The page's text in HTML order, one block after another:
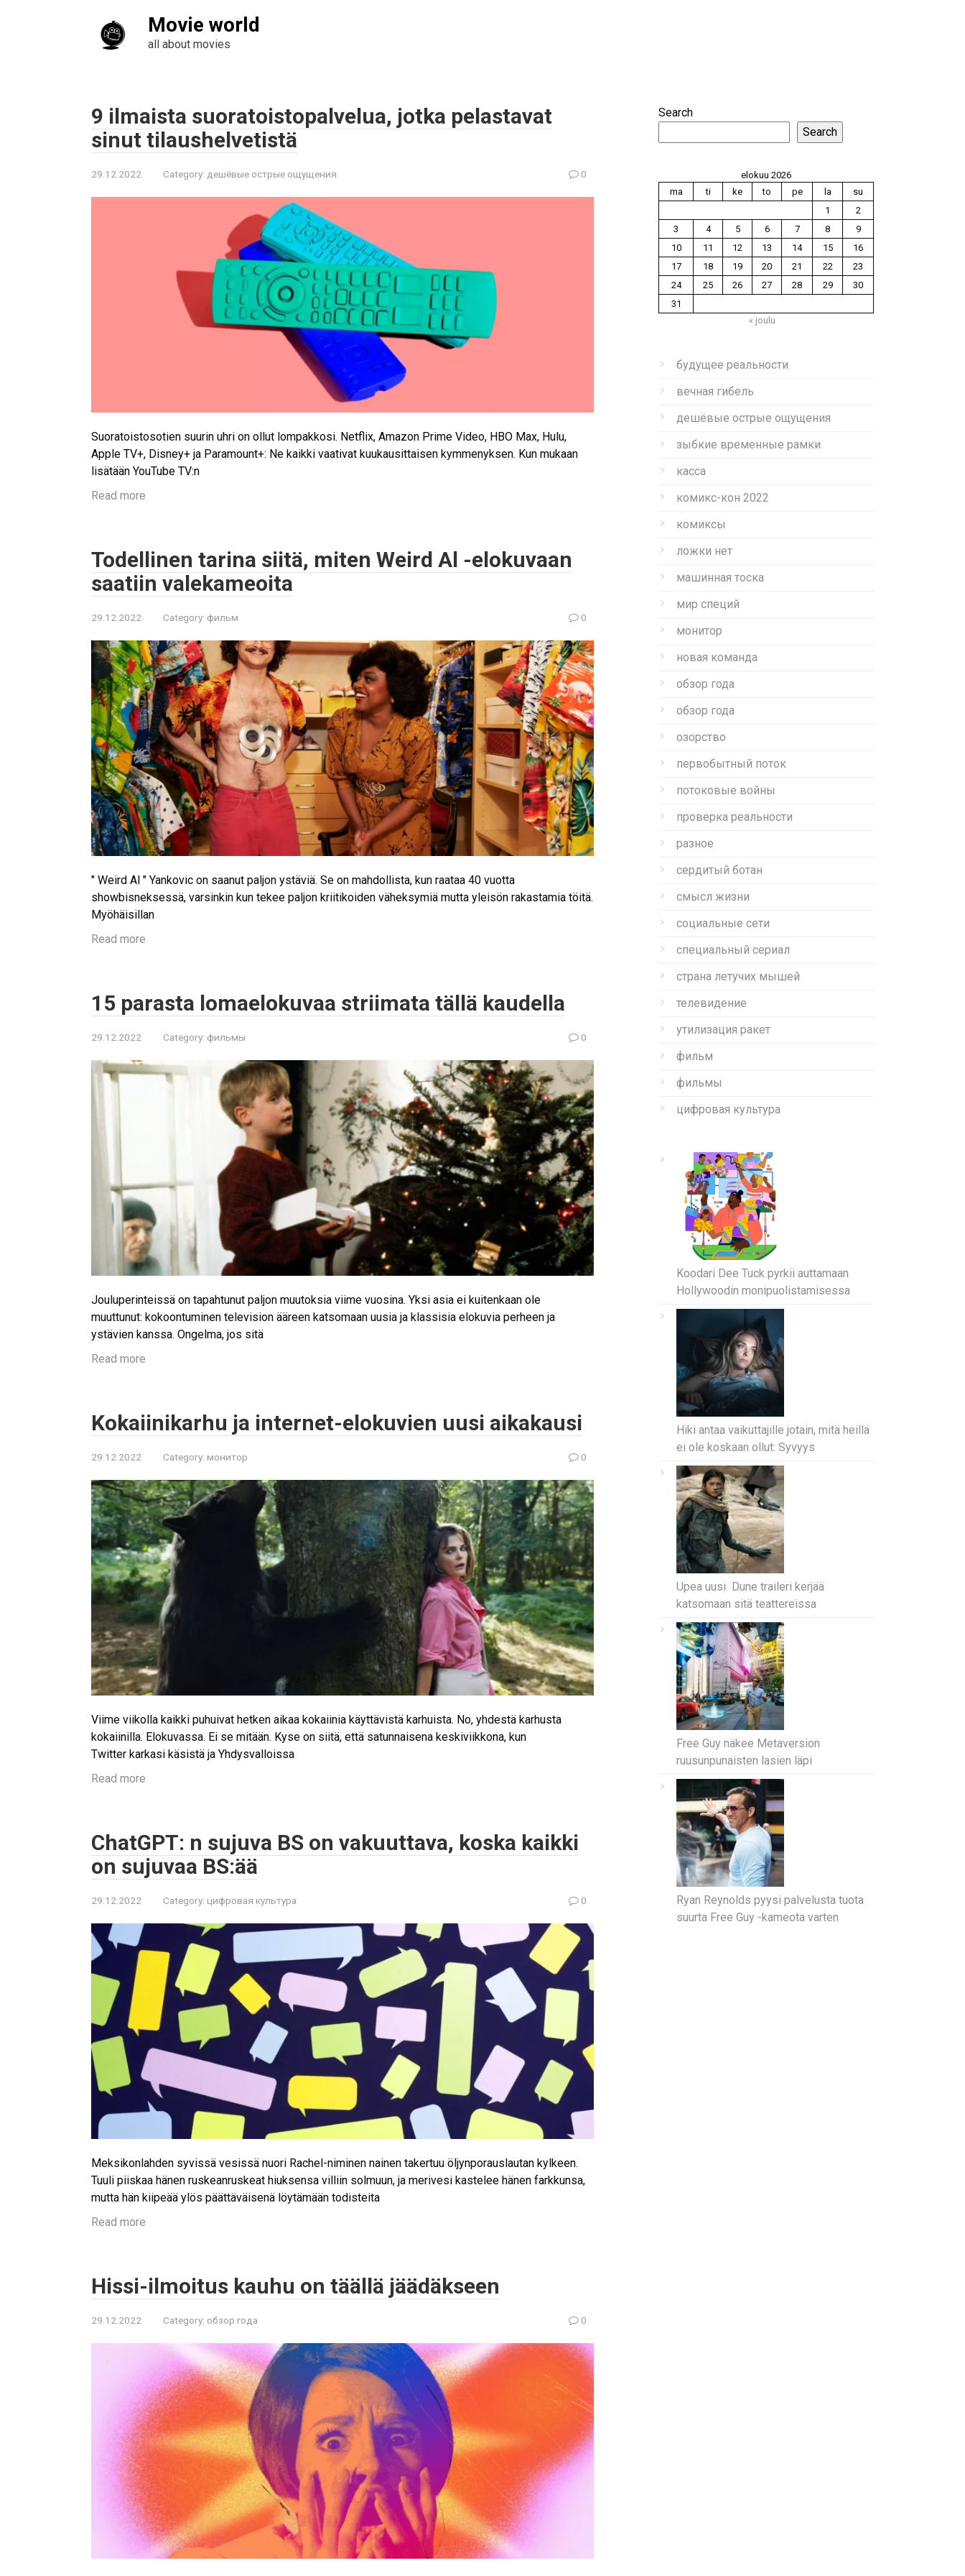
Movie world
all about movies
9 ilmaista suoratoistopalvelua, jotka pelastavat
sinut tilaushelvetistä
29.12.2022 Category: дешёвые острые ощущения 0
Suoratoistosotien suurin uhri on ollut lompakkosi. Netflix, Amazon Prime Video, HBO Max, Hulu,
Apple TV+, Disney+ ja Paramount+: Ne kaikki vaativat kuukausittaisen kymmenyksen. Kun mukaan
lisätään YouTube TV:n
Read more
Todellinen tarina siitä, miten Weird Al -elokuvaan
saatiin valekameoita
29.12.2022 Category: фильм 0
" Weird Al " Yankovic on saanut paljon ystäviä. Se on mahdollista, kun raataa 40 vuotta
showbisneksessä, varsinkin kun tekee paljon kriitikoiden väheksymiä mutta yleisön rakastamia töitä.
Myöhäisillan
Read more
15 parasta lomaelokuvaa striimata tällä kaudella
29.12.2022 Category: фильмы 0
Jouluperinteissä on tapahtunut paljon muutoksia viime vuosina. Yksi asia ei kuitenkaan ole
muuttunut: kokoontuminen television ääreen katsomaan uusia ja klassisia elokuvia perheen ja
ystävien kanssa. Ongelma, jos sitä
Read more
Kokaiinikarhu ja internet-elokuvien uusi aikakausi
29.12.2022 Category: монитор 0
Viime viikolla kaikki puhuivat hetken aikaa kokaiinia käyttävistä karhuista. No, yhdestä karhusta
kokaiinilla. Elokuvassa. Ei se mitään. Kyse on siitä, että satunnaisena keskiviikkona, kun
Twitter karkasi käsistä ja Yhdysvalloissa
Read more
ChatGPT: n sujuva BS on vakuuttava, koska kaikki
on sujuvaa BS:ää
29.12.2022 Category: цифровая культура 0
Meksikonlahden syvissä vesissä nuori Rachel-niminen nainen takertuu öljynporauslautan kylkeen.
Tuuli piiskaa hänen ruskeanruskeat hiuksensa villiin solmuun, ja merivesi kastelee hänen farkkunsa,
mutta hän kiipeää ylös päättäväisenä löytämään todisteita
Read more
Hissi-ilmoitus kauhu on täällä jäädäkseen
29.12.2022 Category: обзор года 0
Search
Search
elokuu 2026
ma
ti ke to pe la
su
1
2
3
4 5 6 7 8
9
10
11 12 13 14 15
16
17
18 19 20 21 22
23
24
25 26 27 28 29
30
31
« joulu
будущее реальности
вечная гибель
дешёвые острые ощущения
зыбкие временные рамки
касса
комикс-кон 2022
комиксы
ложки нет
машинная тоска
мир специй
монитор
новая команда
обзор года
обзор года
озорство
первобытный поток
потоковые войны
проверка реальности
разное
сердитый ботан
смысл жизни
социальные сети
специальный сериал
страна летучих мышей
телевидение
утилизация ракет
фильм
фильмы
цифровая культура
Koodari Dee Tuck pyrkii auttamaan
Hollywoodin monipuolistamisessa
Hiki antaa vaikuttajille jotain, mitä heillä
ei ole koskaan ollut: Syvyys
Upea uusi Dune traileri kerjää
katsomaan sitä teattereissa
Free Guy näkee Metaversion
ruusunpunaisten lasien läpi
Ryan Reynolds pyysi palvelusta tuota
suurta Free Guy -kameota varten